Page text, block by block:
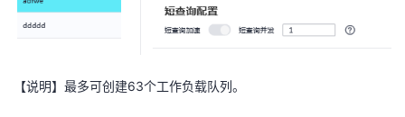
【说明】最多可创建63个工作负载队列。